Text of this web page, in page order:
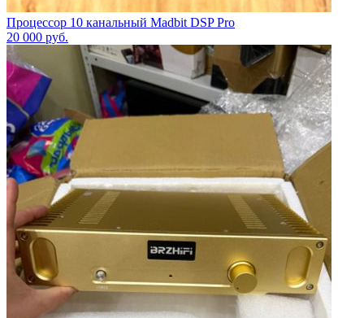
Процессор 10 канальный Madbit DSP Pro
20 000 руб.